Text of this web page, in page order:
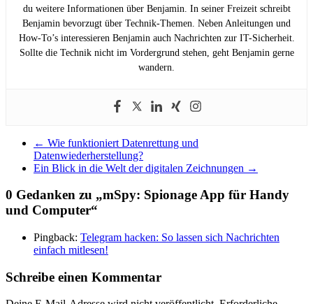
du weitere Informationen über Benjamin. In seiner Freizeit schreibt
Benjamin bevorzugt über Technik-Themen. Neben Anleitungen und
How-To’s interessieren Benjamin auch Nachrichten zur IT-Sicherheit.
Sollte die Technik nicht im Vordergrund stehen, geht Benjamin gerne
wandern.
← Wie funktioniert Datenrettung und
Datenwiederherstellung?
Ein Blick in die Welt der digitalen Zeichnungen →
0 Gedanken zu „mSpy: Spionage App für Handy
und Computer“
Pingback: Telegram hacken: So lassen sich Nachrichten
einfach mitlesen!
Schreibe einen Kommentar